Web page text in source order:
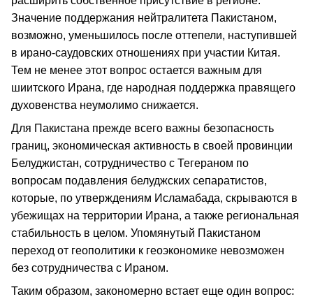
Значение поддержания нейтралитета Пакистаном,
возможно, уменьшилось после оттепели, наступившей
в ирано-саудовских отношениях при участии Китая.
Тем не менее этот вопрос остается важным для
шиитского Ирана, где народная поддержка правящего
духовенства неумолимо снижается.
Для Пакистана прежде всего важны безопасность
границ, экономическая активность в своей провинции
Белуджистан, сотрудничество с Тегераном по
вопросам подавления белуджских сепаратистов,
которые, по утверждениям Исламабада, скрываются в
убежищах на территории Ирана, а также региональная
стабильность в целом. Упомянутый Пакистаном
переход от геополитики к геоэкономике невозможен
без сотрудничества с Ираном.
Таким образом, закономерно встает еще один вопрос: